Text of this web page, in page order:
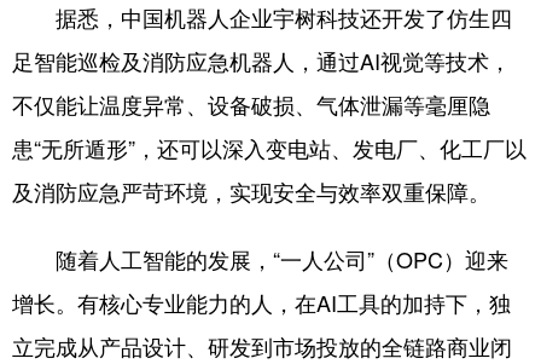
据悉，中国机器人企业宇树科技还开发了仿生四
足智能巡检及消防应急机器人，通过AI视觉等技术，
不仅能让温度异常、设备破损、气体泄漏等毫厘隐
患“无所遁形”，还可以深入变电站、发电厂、化工厂以
及消防应急严苛环境，实现安全与效率双重保障。
随着人工智能的发展，“一人公司”（OPC）迎来
增长。有核心专业能力的人，在AI工具的加持下，独
立完成从产品设计、研发到市场投放的全链路商业闭